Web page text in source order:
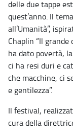
delle due tappe
quest’anno. Il
all’Umanità”,
Chaplin “Il grande
ha dato povertà,
ci ha resi duri e
che macchine, ci
e gentilezza”.
Il festival,
cura della